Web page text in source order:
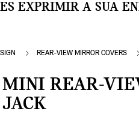
EXPRIMIR A SUA
REAR-VIEW MIRROR COVERS
MINI REAR-
JACK